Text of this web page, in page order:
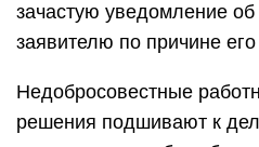
зачастую уведомление
заявителю по причине
Недобросовестные
решения подшивают к